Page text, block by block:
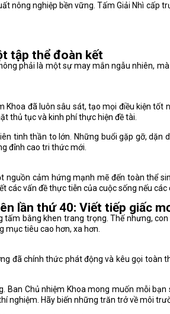
nông nghiệp bền vững. Tấm Giải Nhì
tập thể đoàn kết
phải là một sự may mắn ngẫu nhiên,
đã luôn sâu sát, tạo mọi điều kiện
thủ tục và kinh phí thực hiện đề tài.
tinh thần to lớn. Những buổi gặp gỡ,
đỉnh cao tri thức mới.
cảm hứng mạnh mẽ đến toàn thể
vấn đề thực tiễn của cuộc sống nếu
lần thứ 40: Viết tiếp giấc
bằng khen trang trọng. Thế nhưng,
mục tiêu cao hơn, xa hơn.
đã chính thức phát động và kêu gọi
Chủ nhiệm Khoa mong muốn mỗi
Hãy biến những trăn trở về môi